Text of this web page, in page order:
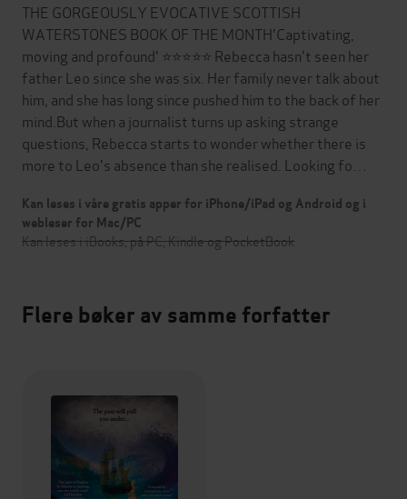
THE GORGEOUSLY EVOCATIVE SCOTTISH
WATERSTONES BOOK OF THE MONTH'Captivating,
moving and profound' ⭐⭐⭐⭐⭐ Rebecca hasn't seen her
father Leo since she was six. Her family never talk about
him, and she has long since pushed him to the back of her
mind.But when a journalist turns up asking strange
questions, Rebecca starts to wonder whether there is
more to Leo's absence than she realised. Looking fo…
Kan leses i våre gratis apper for iPhone/iPad og Android og i
webleser for Mac/PC
Kan leses i iBooks, på PC, Kindle og PocketBook
Flere bøker av samme forfatter